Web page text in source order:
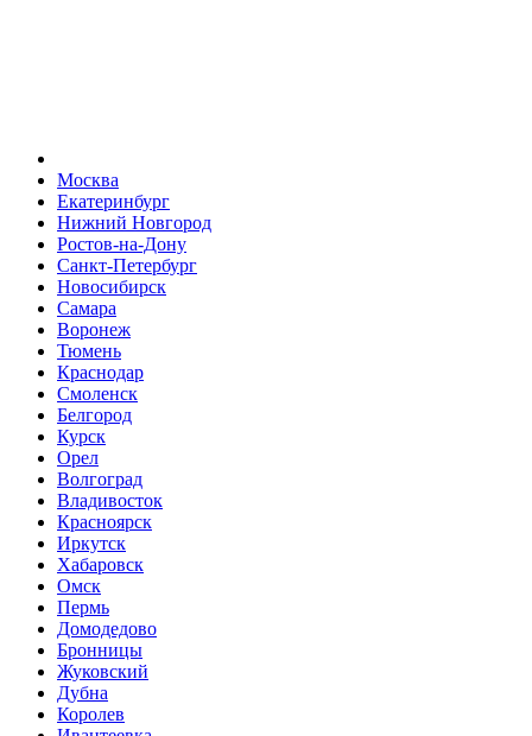
Москва
Екатеринбург
Нижний Новгород
Ростов-на-Дону
Санкт-Петербург
Новосибирск
Самара
Воронеж
Тюмень
Краснодар
Смоленск
Белгород
Курск
Орел
Волгоград
Владивосток
Красноярск
Иркутск
Хабаровск
Омск
Пермь
Домодедово
Бронницы
Жуковский
Дубна
Королев